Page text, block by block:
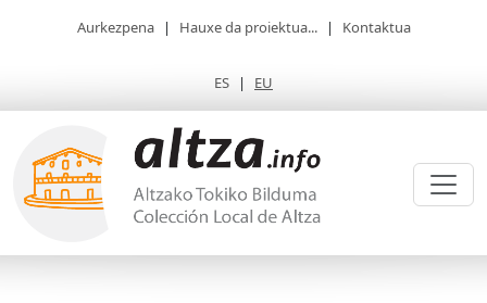
Aurkezpena | Hauxe da proiektua... | Kontaktua
ES | EU